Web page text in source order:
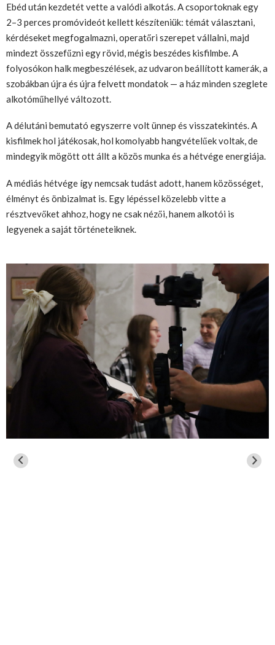
Ebéd után kezdetét vette a valódi alkotás. A csoportoknak egy
2–3 perces promóvideót kellett készíteniük: témát választani,
kérdéseket megfogalmazni, operatőri szerepet vállalni, majd
mindezt összefűzni egy rövid, mégis beszédes kisfilmbe. A
folyosókon halk megbeszélések, az udvaron beállított kamerák, a
szobákban újra és újra felvett mondatok — a ház minden szeglete
alkotóműhellyé változott.
A délutáni bemutató egyszerre volt ünnep és visszatekintés. A
kisfilmek hol játékosak, hol komolyabb hangvételűek voltak, de
mindegyik mögött ott állt a közös munka és a hétvége energiája.
A médiás hétvége így nemcsak tudást adott, hanem közösséget,
élményt és önbizalmat is. Egy lépéssel közelebb vitte a
résztvevőket ahhoz, hogy ne csak nézői, hanem alkotói is
legyenek a saját történeteiknek.